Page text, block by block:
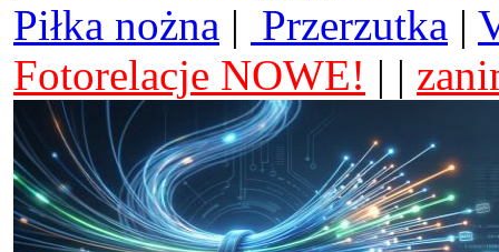
Piłka nożna | Przerzutka |
Fotorelacje NOWE! | |